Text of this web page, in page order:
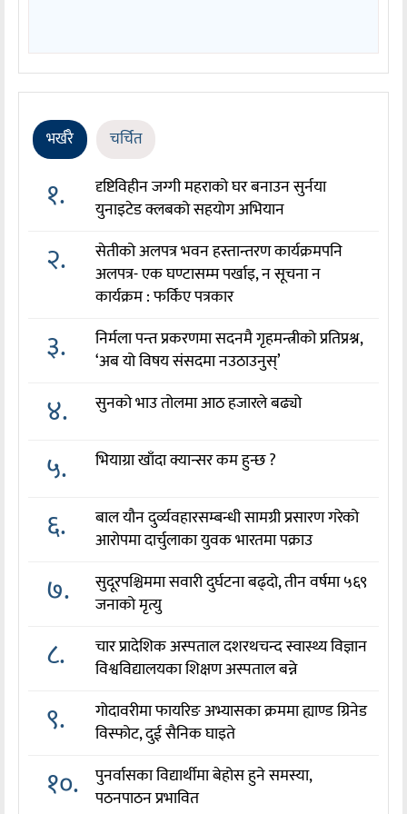
भर्खरै चर्चित
१.
दृष्टिविहीन जग्गी महराको घर बनाउन सुर्नया
युनाइटेड क्लबको सहयोग अभियान
२.
सेतीको अलपत्र भवन हस्तान्तरण कार्यक्रमपनि
अलपत्र- एक घण्टासम्म पर्खाइ, न सूचना न
कार्यक्रम : फर्किए पत्रकार
३.
निर्मला पन्त प्रकरणमा सदनमै गृहमन्त्रीको प्रतिप्रश्न,
‘अब यो विषय संसदमा नउठाउनुस्’
४. सुनको भाउ तोलमा आठ हजारले बढ्यो
५. भियाग्रा खाँदा क्यान्सर कम हुन्छ ?
६.
बाल यौन दुर्व्यवहारसम्बन्धी सामग्री प्रसारण गरेको
आरोपमा दार्चुलाका युवक भारतमा पक्राउ
७.
सुदूरपश्चिममा सवारी दुर्घटना बढ्दो, तीन वर्षमा ५६९
जनाको मृत्यु
८.
चार प्रादेशिक अस्पताल दशरथचन्द स्वास्थ्य विज्ञान
विश्वविद्यालयका शिक्षण अस्पताल बन्ने
९.
गोदावरीमा फायरिङ अभ्यासका क्रममा ह्याण्ड ग्रिनेड
विस्फोट, दुई सैनिक घाइते
१०.
पुनर्वासका विद्यार्थीमा बेहोस हुने समस्या,
पठनपाठन प्रभावित